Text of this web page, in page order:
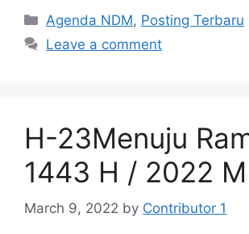
Categories
Agenda NDM, Posting Terbaru
Leave a comment
H-23Menuju
1443 H / 2022 M
March 9, 2022 by Contributor 1